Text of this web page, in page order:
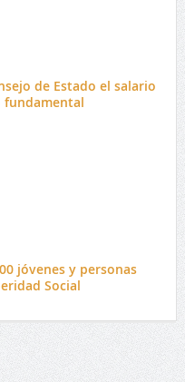
de Estado el salario
fundamental
jóvenes y personas
Social